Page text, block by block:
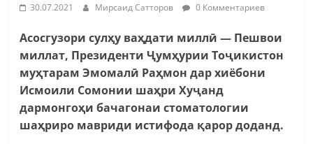
30.07.2021 Мирсаид Сатторов 0 Комментариев
Асосгузори сулҳу ваҳдати миллӣ — Пешвои
миллат, Президенти Ҷумҳурии Тоҷикистон
муҳтарам Эмомалӣ Раҳмон дар хиёбони
Исмоили Сомонии шаҳри Хуҷанд
дармонгоҳи бачагонаи стоматологии
шаҳриро мавриди истифода қарор доданд.